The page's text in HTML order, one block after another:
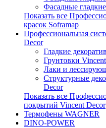
Фасадные
Показать все
красок Soframap
Профессиональная
Decor
Гладкие
Грунтовки
Лаки и
Структурные
Decor
Показать все
покрытий Vincent Decor
Термофены WAGNER
DINO-POWER